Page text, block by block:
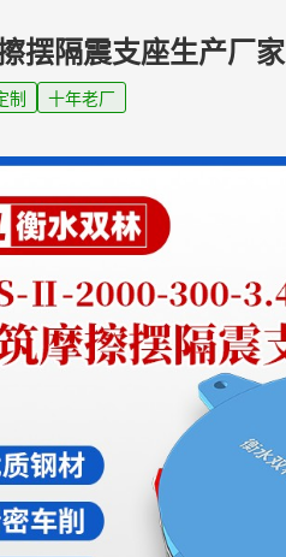
摆隔震支座生产厂家
制 十年老厂